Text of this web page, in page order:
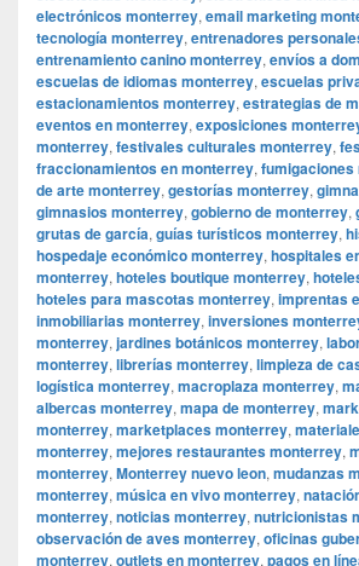
electrónicos monterrey, email marketing
tecnología monterrey, entrenadores
entrenamiento canino monterrey, envíos a
escuelas de idiomas monterrey, escuelas
estacionamientos monterrey, estrategias de
eventos en monterrey, exposiciones
monterrey, festivales culturales monterrey,
fraccionamientos en monterrey,
de arte monterrey, gestorías monterrey,
gimnasios monterrey, gobierno de monterrey,
grutas de garcía, guías turísticos monterrey,
hospedaje económico monterrey, hospitales
monterrey, hoteles boutique monterrey,
hoteles para mascotas monterrey, imprentas
inmobiliarias monterrey, inversiones
monterrey, jardines botánicos monterrey,
monterrey, librerías monterrey, limpieza de
logística monterrey, macroplaza monterrey,
albercas monterrey, mapa de monterrey,
monterrey, marketplaces monterrey,
monterrey, mejores restaurantes monterrey,
monterrey, Monterrey nuevo leon, mudanzas
monterrey, música en vivo monterrey,
monterrey, noticias monterrey, nutricionistas
observación de aves monterrey, oficinas
monterrey, outlets en monterrey, pagos en